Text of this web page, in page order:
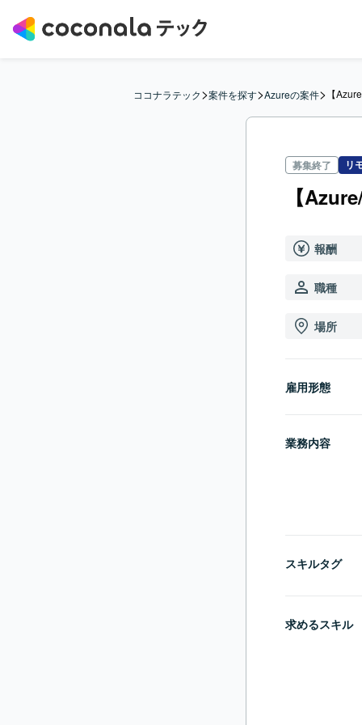
ココナラテック>案件を探す>Azureの案件> 【
募集終了 リ
【
報酬
職種
場所
雇用形態
業務内容
スキルタグ
求めるスキル